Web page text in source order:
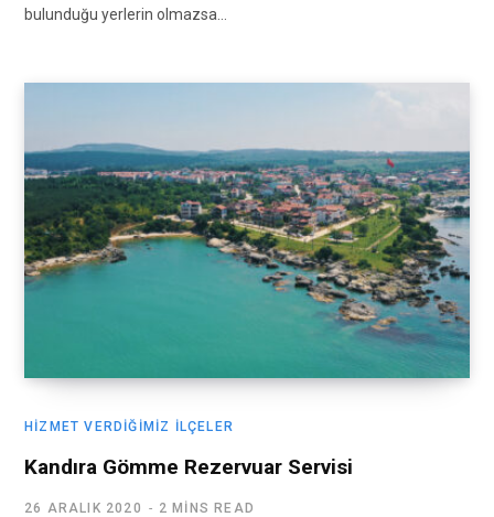
bulunduğu yerlerin olmazsa…
HIZMET VERDIĞIMIZ İLÇELER
Kandıra Gömme Rezervuar Servisi
26 ARALIK 2020 2 MINS READ